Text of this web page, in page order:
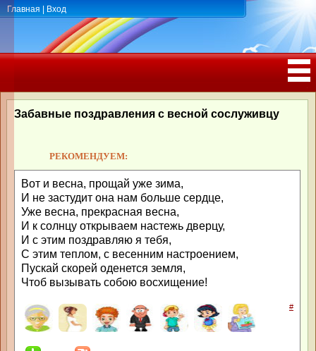
Главная Вход
РОЖДЕНИЯ, ЮБИЛЕЕМ
Забавные поздравления с весной сослуживцу
РЕКОМЕНДУЕМ:
Вот и весна, прощай уже зима,
И не застудит она нам больше сердце,
Уже весна, прекрасная весна,
И к солнцу открываем настежь дверцу,
И с этим поздравляю я тебя,
С этим теплом, с весенним настроением,
Пускай скорей оденется земля,
Чтоб вызывать собою восхищение!
#